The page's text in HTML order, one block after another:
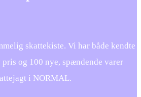
skattekiste. Vi har både kendte
og 100 nye, spændende varer
i NORMAL.